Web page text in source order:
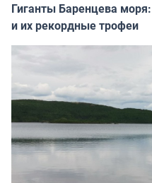
Гиганты Баренцева
и их рекордные трофеи